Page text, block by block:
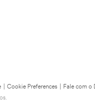
Cookie Preferences
Fale com o